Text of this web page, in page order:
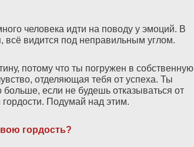
человека идти на поводу у эмоций. В
видится под неправильным углом.
потому что ты погружен в собственную
отделяющая тебя от успеха. Ты
если не будешь отказываться от
гордости. Подумай над этим.
гордость?